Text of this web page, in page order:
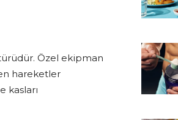
Özel ekipman
hareketler
kasları